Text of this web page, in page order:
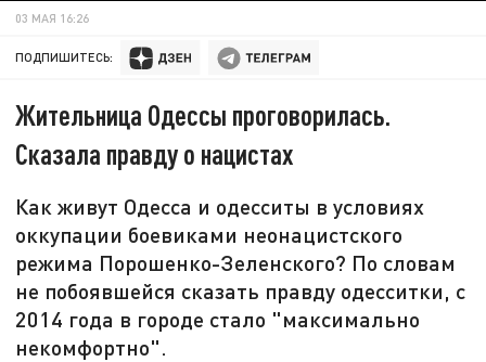
03 МАЯ 16:26
ПОДПИШИТЕСЬ:
Жительница Одессы проговорилась.
Сказала правду о нацистах
Как живут Одесса и одесситы в условиях
оккупации боевиками неонацистского
режима Порошенко-Зеленского? По словам
не побоявшейся сказать правду одесситки, с
2014 года в городе стало "максимально
некомфортно".